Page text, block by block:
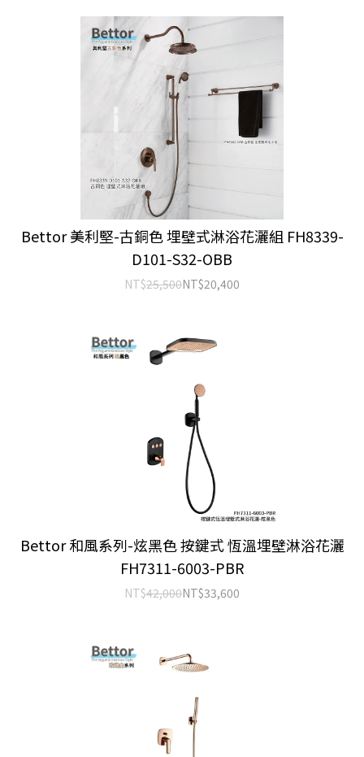
Bettor 美利堅-古銅色 埋壁式淋浴花灑組 FH8339-
D101-S32-OBB
NT$25,500NT$20,400
Bettor 和風系列-炫黑色 按鍵式 恆溫埋壁淋浴花灑
FH7311-6003-PBR
NT$42,000NT$33,600